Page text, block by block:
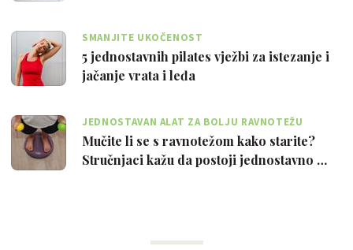
SMANJITE UKOČENOST
5 jednostavnih pilates vježbi za istezanje i
jačanje vrata i leđa
JEDNOSTAVAN ALAT ZA BOLJU RAVNOTEŽU
Mučite li se s ravnotežom kako starite?
Stručnjaci kažu da postoji jednostavno …